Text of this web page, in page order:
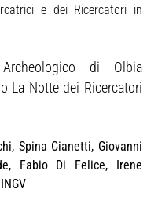
e dei Ricercatori in
di Olbia
La Notte dei Ricercatori
Spina Cianetti, Giovanni
Fabio Di Felice, Irene